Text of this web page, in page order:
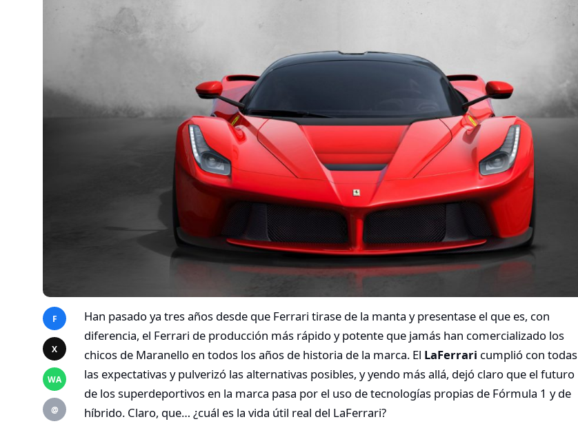
F
X
WA
@
Han pasado ya tres años desde que Ferrari tirase de la manta y presentase el que es, con
diferencia, el Ferrari de producción más rápido y potente que jamás han comercializado los
chicos de Maranello en todos los años de historia de la marca. El LaFerrari cumplió con todas
las expectativas y pulverizó las alternativas posibles, y yendo más allá, dejó claro que el futuro
de los superdeportivos en la marca pasa por el uso de tecnologías propias de Fórmula 1 y de
híbrido. Claro, que… ¿cuál es la vida útil real del LaFerrari?